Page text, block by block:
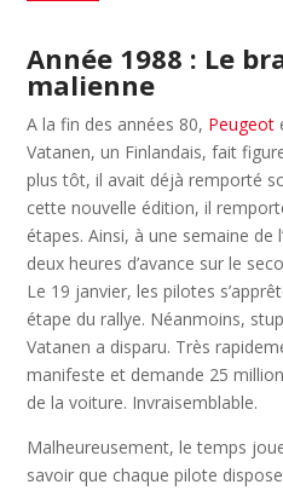
Année 1988 : Le
malienne
A la fin des années 80, Peugeot
Vatanen, un Finlandais, fait
plus tôt, il avait déjà remporté
cette nouvelle édition, il
étapes. Ainsi, à une semaine de
deux heures d’avance sur le
Le 19 janvier, les pilotes
étape du rallye. Néanmoins,
Vatanen a disparu. Très
manifeste et demande 25
de la voiture. Invraisemblable.
Malheureusement, le temps
savoir que chaque pilote